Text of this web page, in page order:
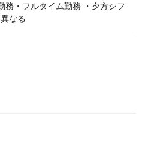
務・フルタイム勤務 ・夕方シフ
なる